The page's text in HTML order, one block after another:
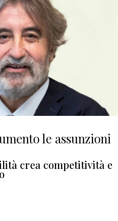
le assunzioni
crea competitività e